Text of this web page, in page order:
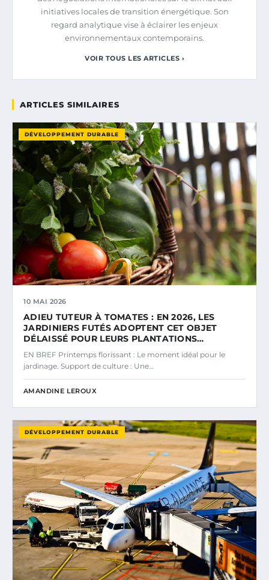
initiatives locales de transition énergétique. Son
regard analytique vise à éclairer les enjeux
environnementaux contemporains.
VOIR TOUS LES ARTICLES ›
ARTICLES SIMILAIRES
DÉVELOPPEMENT DURABLE
10 MAI 2026
ADIEU TUTEUR À TOMATES : EN 2026, LES
JARDINIERS FUTÉS ADOPTENT CET OBJET
DÉLAISSÉ POUR LEURS PLANTATIONS…
EN BREF Printemps florissant : Le moment idéal pour le
jardinage. Support de culture : Une…
AMANDINE LEROUX
DÉVELOPPEMENT DURABLE